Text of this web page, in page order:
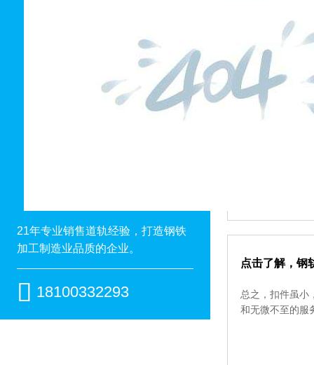
中翔钢铁集团
点击了解，钢
总之，扣件虽小
和无微不至的服
21年专业销售道轨经验，打造钢铁
加工制造业品质的企业。
 18100332293